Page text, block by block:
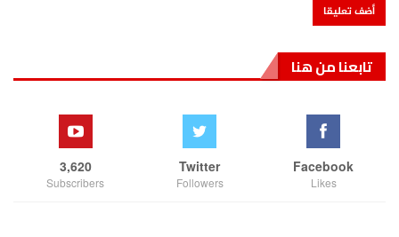
تابعنا من هنا
Facebook
Likes
Twitter
Followers
3,620
Subscribers